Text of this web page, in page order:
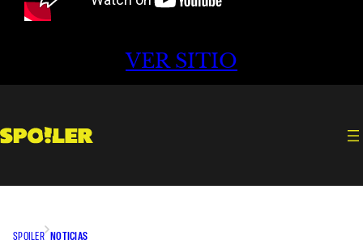
VER SITIO
SPOILER NOTICIAS